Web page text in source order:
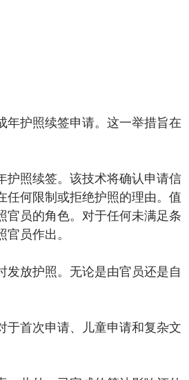
年护照续签申请。这一举措旨在
护照续签。该技术将确认申请信
任何限制或拒绝护照的理由。值
官员的角色。对于任何未满足条
员作出。
放护照。无论是由官员还是自
于首次申请、儿童申请和复杂文